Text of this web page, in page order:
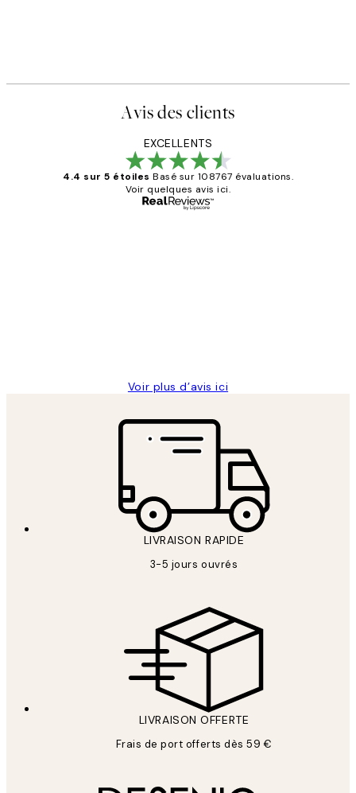
Avis des clients
EXCELLENTS
4.4 sur 5 étoiles Basé sur 108767 évaluations.
Voir quelques avis ici.
Voir plus d’avis ici
LIVRAISON RAPIDE
3-5 jours ouvrés
LIVRAISON OFFERTE
Frais de port offerts dès 59 €